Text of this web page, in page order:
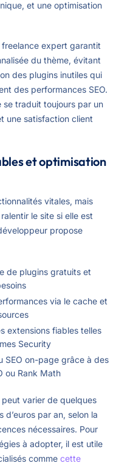
et une optimisation
expert garantit
du thème, évitant
des plugins inutiles qui
des performances SEO.
se traduit toujours par un
une satisfaction client
et optimisation
vitales, mais
le site si elle est
propose
de plugins gratuits et
via le cache et
extensions fiables telles
Security
SEO on-page grâce à des
ou Rank Math
varier de quelques
par an, selon la
nécessaires. Pour
à adopter, il est utile
comme cette